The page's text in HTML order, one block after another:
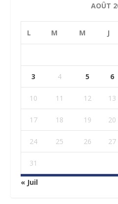
AOÛT
L M M J
3 4 5 6
10 11 12 13
17 18 19 20
24 25 26 27
31
« Juil